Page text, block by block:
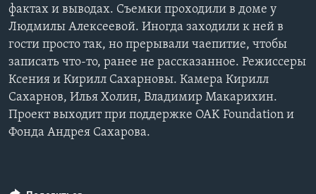
фактах и выводах. Съемки проходили в доме у
Людмилы Алексеевой. Иногда заходили к ней в
гости просто так, но прерывали чаепитие, чтобы
записать что-то, ранее не рассказанное. Режиссеры
Ксения и Кирилл Сахарновы. Камера Кирилл
Сахарнов, Илья Холин, Владимир Макарихин.
Проект выходит при поддержке OAK Foundation и
Фонда Андрея Сахарова.